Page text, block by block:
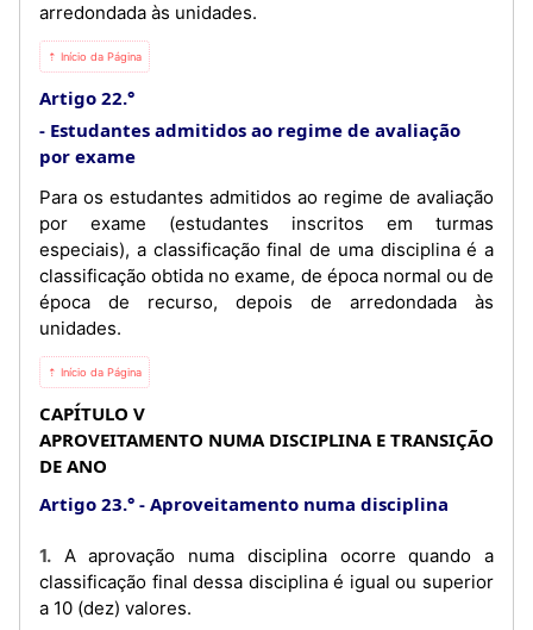
arredondada às unidades.
⇡ Início da Página
Artigo 22.°
Estudantes admitidos ao regime de avaliação
por exame
Para os estudantes admitidos ao regime de avaliação
por exame (estudantes inscritos em turmas
especiais), a classificação final de uma disciplina é a
classificação obtida no exame, de época normal ou de
época de recurso, depois de arredondada às
unidades.
⇡ Início da Página
CAPÍTULO V
APROVEITAMENTO NUMA DISCIPLINA E TRANSIÇÃO
DE ANO
Artigo 23.°
Aproveitamento numa disciplina
1. A aprovação numa disciplina ocorre quando a
classificação final dessa disciplina é igual ou superior
a 10 (dez) valores.